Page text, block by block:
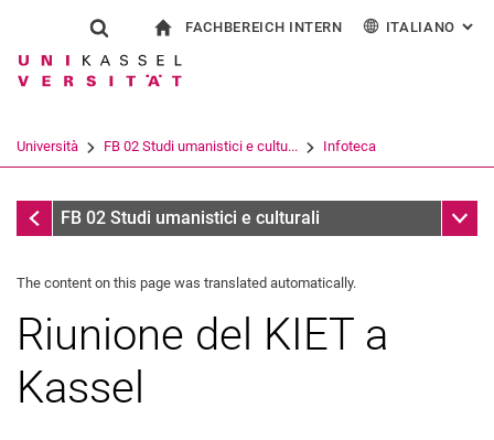
Jump directly to: content
Jump directly to: search
Jump directly to: main
Show search form
Search term
Search (opens an external link in a
FACHBEREICH INTERN ITALIANO :
Università FB 02 Studi umanistici e cultu... Infoteca
InfotecaFB 02 Studi umanistici e culturali Sub
The content on this page was translated automatically.
Riunione del KIET a
Kassel